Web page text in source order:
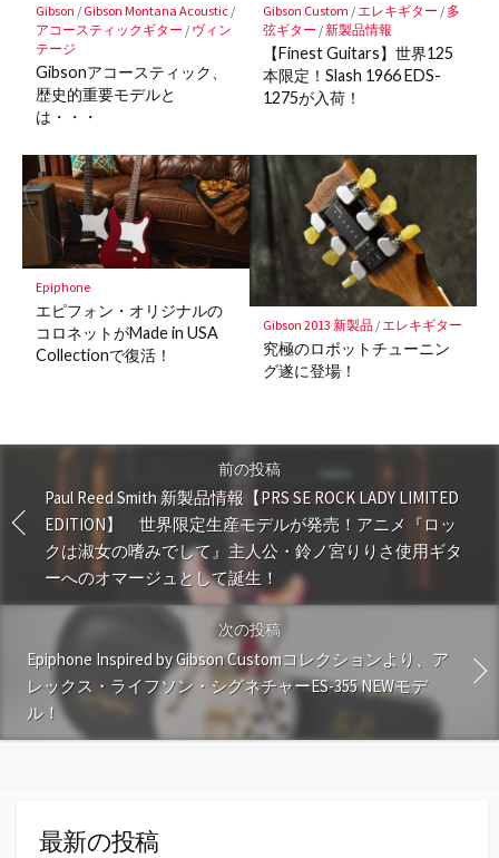
Gibson / Gibson Montana Acoustic/
アコースティックギター / ヴィン
テージ
Gibsonアコースティック、
歴史的重要モデルと
は・・・
Gibson Custom / エレキギター / 多
弦ギター /新製品情報
【Finest Guitars】世界125
本限定！Slash 1966 EDS-
1275が入荷！
Epiphone
エピフォン・オリジナルの
コロネットがMade in USA
Collectionで復活！
Gibson 2013 新製品/エレキギター
究極のロボットチューニン
グ遂に登場！
前の投稿
Paul Reed Smith 新製品情報【PRS SE ROCK LADY LIMITED
EDITION】 世界限定生産モデルが発売！アニメ『ロッ
クは淑女の嗜みでして』主人公・鈴ノ宮りりさ使用ギタ
ーへのオマージュとして誕生！
次の投稿
Epiphone Inspired by Gibson Customコレクションより、ア
レックス・ライフソン・シグネチャーES-355 NEWモデ
ル！
最新の投稿